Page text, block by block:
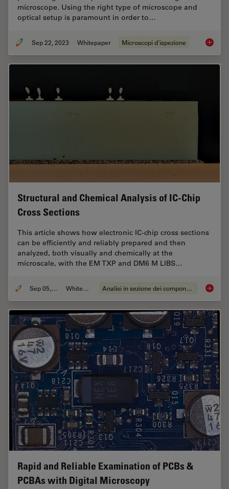
microscope. Using the right type of microscope and
optical setup is paramount in order to…
Sep 22, 2023 Whitepaper Microscopi d'ispezione Top
Structural and Chemical Analysis of IC-Chip
Cross Sections
This article shows how electronic IC-chip cross sections
can be efficiently and reliably prepared and then
analyzed, both visually and chemically at the
microscale, with the EM TXP and DM6 M LIBS…
Sep 05, 2023 Whitepaper Analisi in sezione dei componenti elettronici
Rapid and Reliable Examination of PCBs &
PCBAs with Digital Microscopy